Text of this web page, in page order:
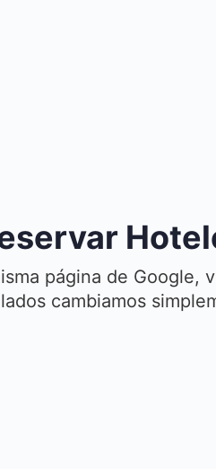
página de Google,
cambiamos